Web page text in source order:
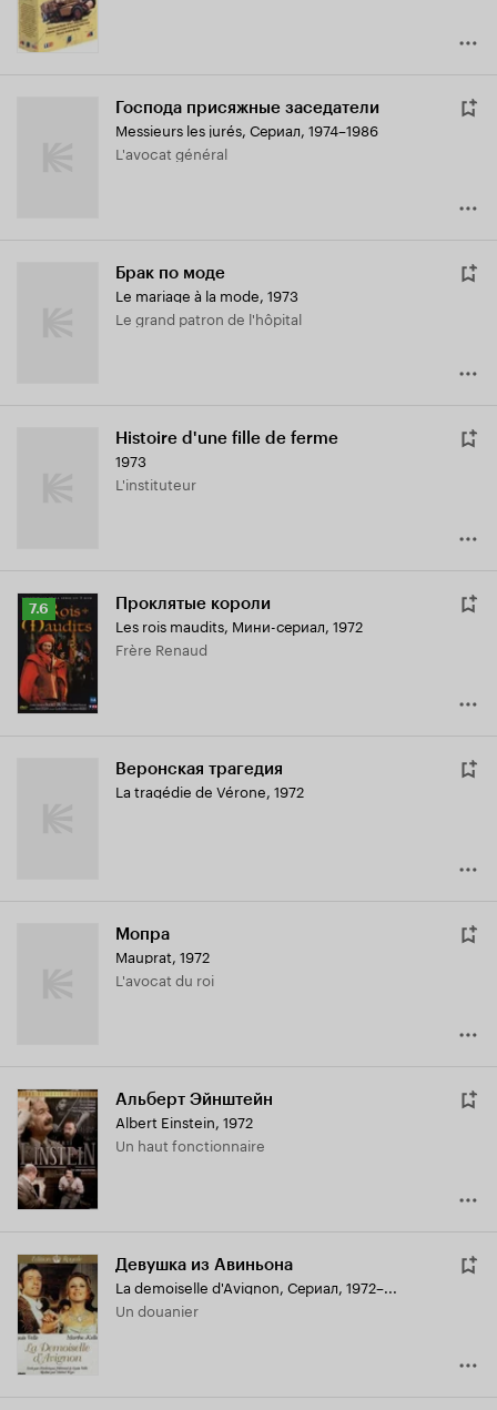
Господа присяжные заседатели
Messieurs les jurés, Сериал, 1974–1986
L'avocat général
Брак по моде
Le mariage à la mode, 1973
Le grand patron de l'hôpital
Histoire d'une fille de ferme
1973
L'instituteur
Рейтинг
Кинопоиска
7.6
7.6 Проклятые короли
Les rois maudits, Мини-сериал, 1972
Frère Renaud
Веронская трагедия
La tragédie de Vérone, 1972
Мопра
Mauprat, 1972
L'avocat du roi
Альберт Эйнштейн
Albert Einstein, 1972
Un haut fonctionnaire
Девушка из Авиньона
La demoiselle d'Avignon, Сериал, 1972–...
Un douanier